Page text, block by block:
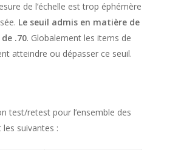
de l’échelle est trop éphémère
Le seuil admis en matière de
.70. Globalement les items de
atteindre ou dépasser ce seuil.
test/retest pour l’ensemble des
suivantes :